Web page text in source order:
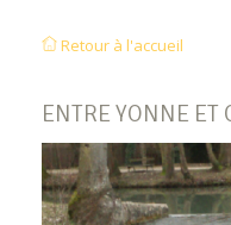
Retour à l'accueil
ENTRE YONNE ET